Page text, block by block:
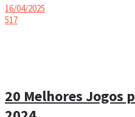
16/04/2025
517
20 Melhores Jogos